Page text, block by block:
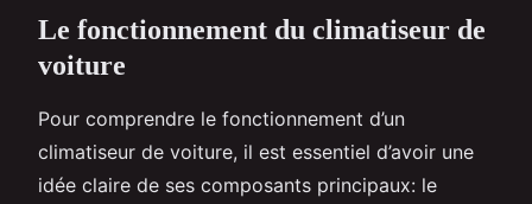
Le fonctionnement du climatiseur de
voiture
Pour comprendre le fonctionnement d’un
climatiseur de voiture, il est essentiel d’avoir une
idée claire de ses composants principaux: le